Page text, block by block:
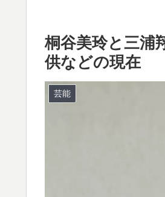
桐谷美玲と三浦
供などの現在
芸能